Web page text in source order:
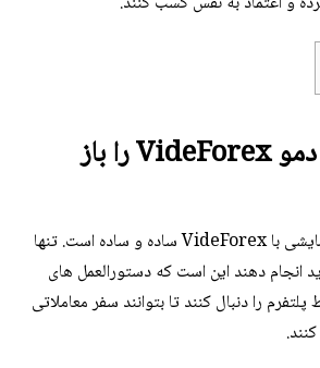
چگونه حساب دمو VideForex را باز
باز کردن یک حساب آزمایشی با VideForex ساده و ساده است. تنها
انجام دهند این است که دستورالعمل های
را دنبال کنند تا بتوانند سفر معاملاتی